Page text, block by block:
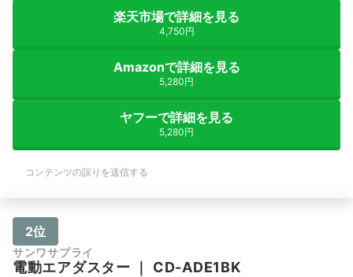
楽天市場で詳細を見る
4,750円
Amazonで詳細を見る
5,280円
ヤフーで詳細を見る
5,280円
コンテンツの誤りを送信する
2位
サンワサプライ
電動エアダスター ｜ CD-ADE1BK